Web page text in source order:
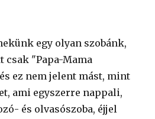
egy olyan szobánk,
csak "Papa-Mama
ez nem jelent mást, mint
ami egyszerre nappali,
és olvasószoba, éjjel